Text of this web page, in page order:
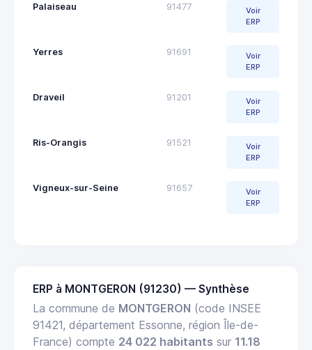
Palaiseau 91477
Voir
ERP
Yerres 91691
Voir
ERP
Draveil 91201
Voir
ERP
Ris-Orangis 91521
Voir
ERP
Vigneux-sur-Seine 91657
Voir
ERP
ERP à MONTGERON (91230) — Synthèse
La commune de MONTGERON (code INSEE
91421, département Essonne, région Île-de-
France) compte 24 022 habitants sur 11.18